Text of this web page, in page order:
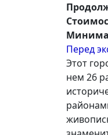
Перед
Этот
нем 26